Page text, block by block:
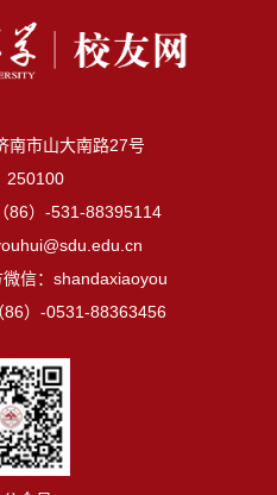
南市山大南路27号
250100
86）-531-88395114
信：shandaxiaoyou
86）-0531-88363456